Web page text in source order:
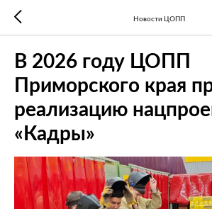
Новости ЦОПП
В 2026 году ЦОПП
Приморского края
реализацию
«Кадры»